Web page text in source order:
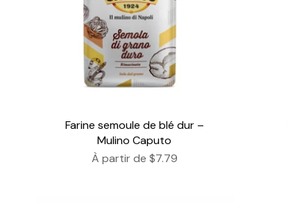
Farine semoule de blé dur –
Mulino Caputo
À partir de $7.79